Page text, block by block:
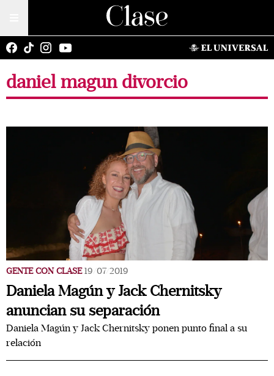
daniel magun divorcio
GENTE CON CLASE 19/07/2019
Daniela Magún y Jack Chernitsky
anuncian su separación
Daniela Magún y Jack Chernitsky ponen punto final a su
relación